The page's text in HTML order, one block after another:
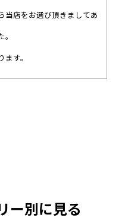
当店をお選び頂きましてあ
す。
ー別に見る